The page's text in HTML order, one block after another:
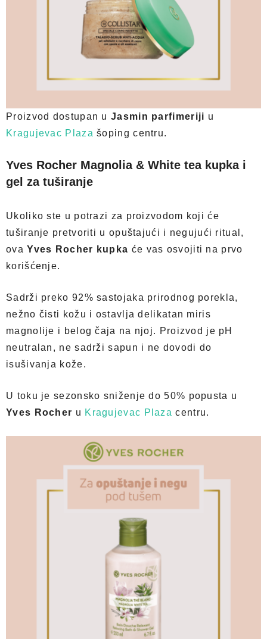
Proizvod dostupan u Jasmin parfimeriji u
Kragujevac Plaza šoping centru.
Yves Rocher Magnolia & White tea kupka i
gel za tuširanje
Ukoliko ste u potrazi za proizvodom koji će
tuširanje pretvoriti u opuštajući i negujući ritual,
ova Yves Rocher kupka će vas osvojiti na prvo
korišćenje.
Sadrži preko 92% sastojaka prirodnog porekla,
nežno čisti kožu i ostavlja delikatan miris
magnolije i belog čaja na njoj. Proizvod je pH
neutralan, ne sadrži sapun i ne dovodi do
isušivanja kože.
U toku je sezonsko sniženje do 50% popusta u
Yves Rocher u Kragujevac Plaza centru.